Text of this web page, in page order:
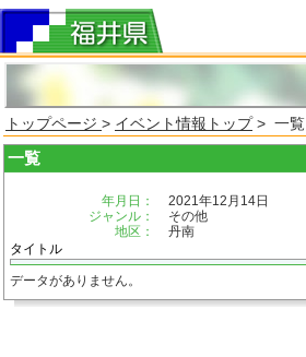
トップページ > イベント情報トップ> 一覧
一覧
年月日：
2021年12月14日
ジャンル：
その他
地区：
丹南
タイトル
データがありません。